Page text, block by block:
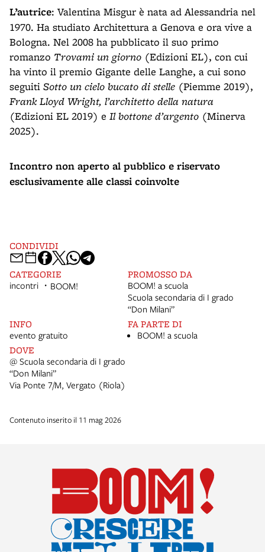
L’autrice: Valentina Misgur è nata ad Alessandria nel
1970. Ha studiato Architettura a Genova e ora vive a
Bologna. Nel 2008 ha pubblicato il suo primo
romanzo Trovami un giorno (Edizioni EL), con cui
ha vinto il premio Gigante delle Langhe, a cui sono
seguiti Sotto un cielo bucato di stelle (Piemme 2019),
Frank Lloyd Wright, l’architetto della natura
(Edizioni EL 2019) e Il bottone d’argento (Minerva
2025).
Incontro non aperto al pubblico e riservato
esclusivamente alle classi coinvolte
CATEGORIE
incontri BOOM!
PROMOSSO DA
BOOM! a scuola
Scuola secondaria di I grado
“Don Milani”
INFO
evento gratuito
FA PARTE DI
BOOM! a scuola
DOVE
@ Scuola secondaria di I grado
“Don Milani”
Via Ponte 7/M, Vergato (Riola)
CONDIVIDI
Contenuto inserito il 11 mag 2026